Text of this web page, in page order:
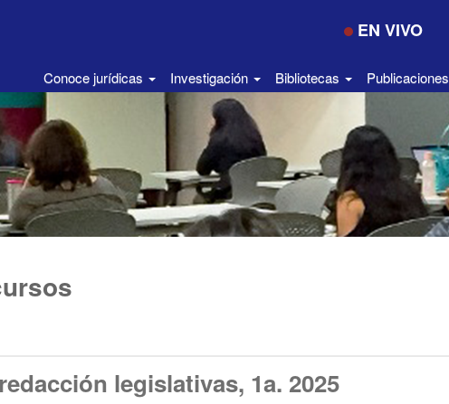
EN VIVO
Conoce jurídicas Investigación Bibliotecas Publicaciones
legislativas, 1a. 2025